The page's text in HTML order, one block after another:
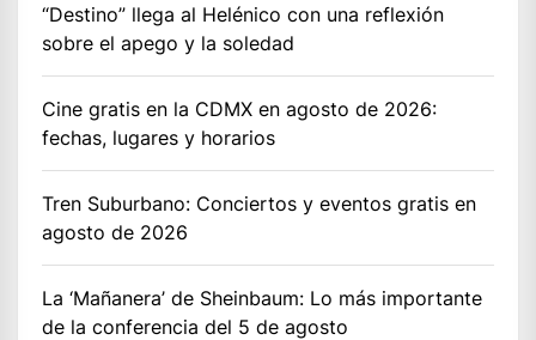
“Destino” llega al Helénico con una reflexión
sobre el apego y la soledad
Cine gratis en la CDMX en agosto de 2026:
fechas, lugares y horarios
Tren Suburbano: Conciertos y eventos gratis en
agosto de 2026
La ‘Mañanera’ de Sheinbaum: Lo más importante
de la conferencia del 5 de agosto